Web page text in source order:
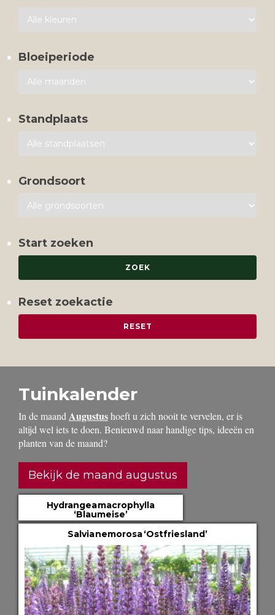
Bloeiperiode
Standplaats
Grondsoort
Start zoeken
Reset zoekactie
Tuinkalender
In de maand Augustushoeft u zich nooit te vervelen, er is
altijd wel iets te doen. Benieuwd naar handige tips, ideeën en
planten van de maand?
Bekijk de maand augustus
Hydrangea macrophylla
‘Blaumeise’
Salvia nemorosa ‘Ostfriesland’